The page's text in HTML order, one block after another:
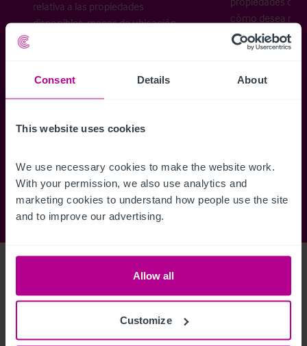
Consent Details About
This website uses cookies
We use necessary cookies to make the website work.
With your permission, we also use analytics and
marketing cookies to understand how people use the site
and to improve our advertising.
Allow all
Customize
relativa a las propiedades
disponibles, mapas de ubicación,
cómo desea